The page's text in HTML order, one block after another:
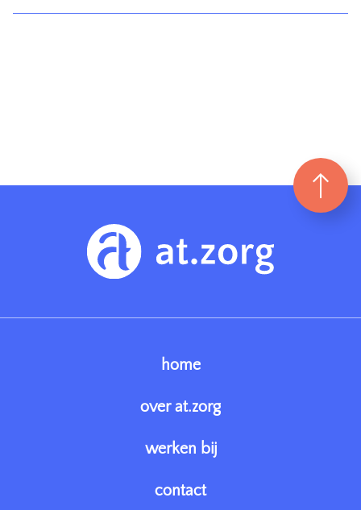
home
over at.zorg
werken bij
contact